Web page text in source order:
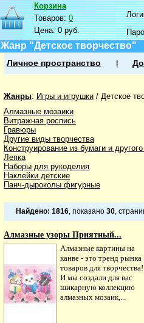
Корзина
Товаров:0
Цена:0 руб.
Жанр "Детское творчество"
Личное пространство
Жанры: Игры и игрушки / Детское
Алмазные мозаики
Витражная роспись
Гравюры
Другие виды творчества
Конструирование из бумаги и
Лепка
Наборы для рукоделия
Наклейки детские
Панч-дыроколы фигурные
Найдено: 1816, показано 30,
Алмазные узоры Приятный...
Алмазные картины на
канве - это тренд рынка
товаров для творчества!
И мы создали для вас
шикарную коллекцию
алмазных мозаик,...